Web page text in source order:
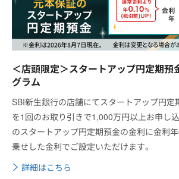
＜店頭限定＞スタートアップ円定期預
グラム
SBI新生銀行の店舗にてスタートアップ円定
を1回のお取り引きで1,000万円以上お申し
のスタートアップ円定期預金の金利に金利
乗せした金利でご設定いただけます。
詳細はこちら